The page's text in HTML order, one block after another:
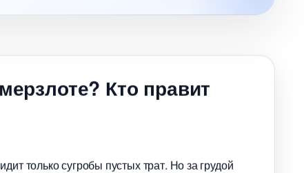
Кто правит
только сугробы пустых трат. Но за грудой